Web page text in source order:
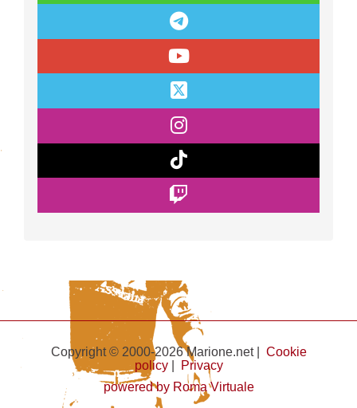
Copyright © 2000-2026 Marione.net | Cookie
policy|
Privacy
powered by Roma Virtuale